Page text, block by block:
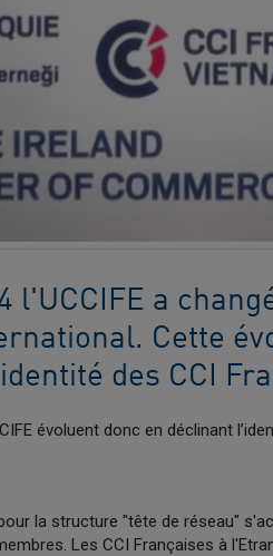
l'UCCIFE a
Cette
des CCI
évoluent donc en déclinant
la structure "tête de réseau"
Les CCI Françaises à